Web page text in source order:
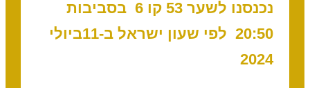
נכנסנו לשער 53 קו 6
בסביבות
20:50
לפי שעון ישראל ב-11ביולי
2024